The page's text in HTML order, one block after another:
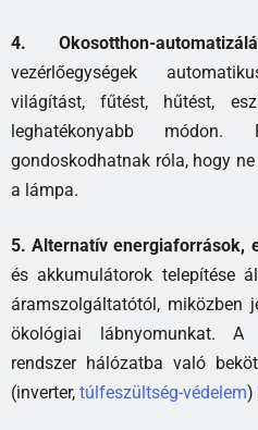
4. Okosotthon-
vezérlőegységek
világítást, fűtést, hűtést,
leghatékonyabb módon.
gondoskodhatnak róla, hogy
a lámpa.
5. Alternatív energiaforrások,
és akkumulátorok telepítése
áramszolgáltatótól, miközben
ökológiai lábnyomunkat.
rendszer hálózatba való
(inverter, túlfeszültség-védelem)